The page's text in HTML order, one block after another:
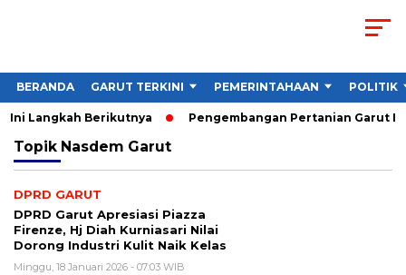
BERANDA GARUT TERKINI PEMERINTAHAAN POLITIK
Ini Langkah Berikutnya Pengembangan Pertanian Garut
Topik Nasdem Garut
DPRD GARUT
DPRD Garut Apresiasi Piazza
Firenze, Hj Diah Kurniasari Nilai
Dorong Industri Kulit Naik Kelas
Minggu, 18 Januari 2026 - 07:03 WIB